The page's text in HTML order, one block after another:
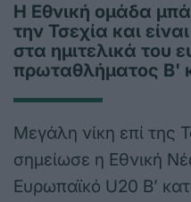
Η Εθνική ομάδα
την Τσεχία και
στα ημιτελικά του
πρωταθλήματος Β'
Μεγάλη νίκη επί της
σημείωσε η Εθνική
Ευρωπαϊκό U20 B’